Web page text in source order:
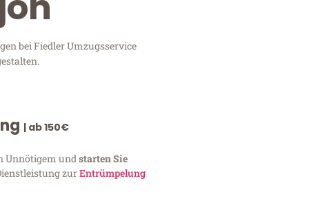
bei Fiedler Umzugsservice
| ab 150€
Unnötigem und starten Sie
zurEntrümpelung